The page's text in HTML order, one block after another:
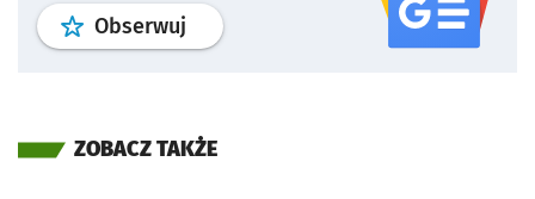
Obserwuj profil serwisu
ZOBACZ TAKŻE